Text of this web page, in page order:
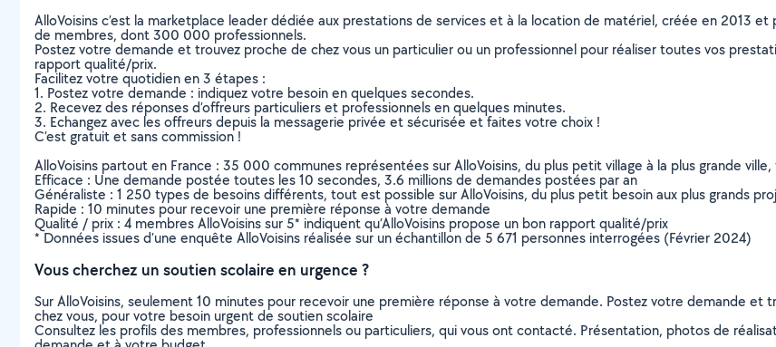
AlloVoisins c’est la marketplace leader dédiée aux prestations de services et à la location de matériel, créée en 2013
de membres, dont 300 000 professionnels.
Postez votre demande et trouvez proche de chez vous un particulier ou un professionnel pour réaliser toutes vos
rapport qualité/prix.
Facilitez votre quotidien en 3 étapes :
1. Postez votre demande : indiquez votre besoin en quelques secondes.
2. Recevez des réponses d’offreurs particuliers et professionnels en quelques minutes.
3. Echangez avec les offreurs depuis la messagerie privée et sécurisée et faites votre choix !
C’est gratuit et sans commission !
AlloVoisins partout en France : 35 000 communes représentées sur AlloVoisins, du plus petit village à la plus grande
Efficace : Une demande postée toutes les 10 secondes, 3.6 millions de demandes postées par an
Généraliste : 1 250 types de besoins différents, tout est possible sur AlloVoisins, du plus petit besoin aux plus grands
Rapide : 10 minutes pour recevoir une première réponse à votre demande
Qualité / prix : 4 membres AlloVoisins sur 5* indiquent qu’AlloVoisins propose un bon rapport qualité/prix
* Données issues d’une enquête AlloVoisins réalisée sur un échantillon de 5 671 personnes interrogées (Février 2024)
Vous cherchez un soutien scolaire en urgence ?
Sur AlloVoisins, seulement 10 minutes pour recevoir une première réponse à votre demande. Postez votre demande
chez vous, pour votre besoin urgent de soutien scolaire
Consultez les profils des membres, professionnels ou particuliers, qui vous ont contacté. Présentation, photos de